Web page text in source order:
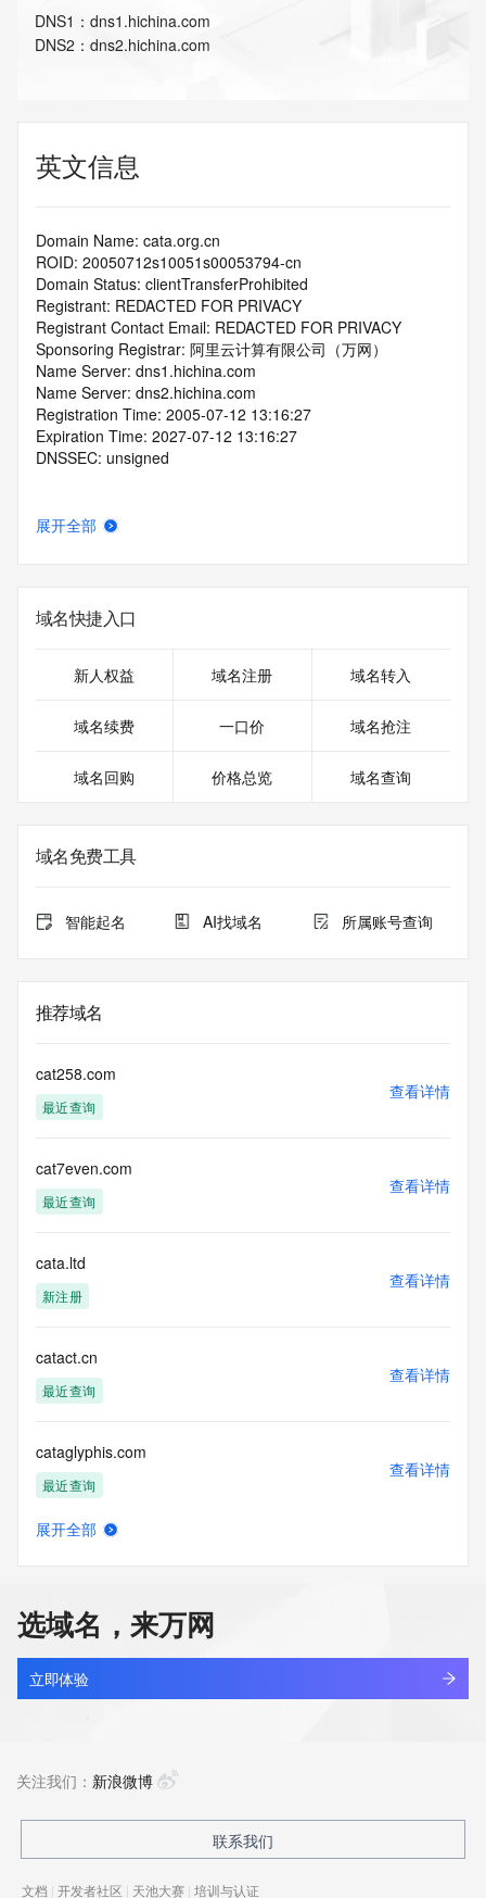
DNS1 ： dns1.hichina.com
DNS2 ： dns2.hichina.com
英文信息
Domain Name: cata.org.cn
ROID: 20050712s10051s00053794-cn
Domain Status: clientTransferProhibited
Registrant: REDACTED FOR PRIVACY
Registrant Contact Email: REDACTED FOR PRIVACY
Sponsoring Registrar: 阿里云计算有限公司（万网）
Name Server: dns1.hichina.com
Name Server: dns2.hichina.com
Registration Time: 2005-07-12 13:16:27
Expiration Time: 2027-07-12 13:16:27
DNSSEC: unsigned
展开全部
域名快捷入口
新人权益 域名注册 域名转入
域名续费 一口价 域名抢注
域名回购 价格总览 域名查询
域名免费工具
智能起名 AI找域名 所属账号查询
推荐域名
cat258.com
最近查询
查看详情
cat7even.com
最近查询
查看详情
cata.ltd
新注册
查看详情
catact.cn
最近查询
查看详情
cataglyphis.com
最近查询
查看详情
catakordeals.shop
新注册
查看详情
新注册
展开全部
选域名，来万网
立即体验
关注我们： 新浪微博
联系我们
文档 | 开发者社区 | 天池大赛 | 培训与认证